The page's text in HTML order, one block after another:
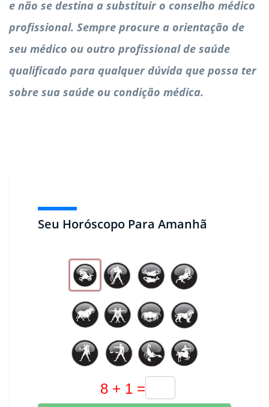
Seu Horóscopo Para Amanhã
e não se destina a substituir o conselho médico
profissional. Sempre procure a orientação de
seu médico ou outro profissional de saúde
qualificado para qualquer dúvida que possa ter
sobre sua saúde ou condição médica.